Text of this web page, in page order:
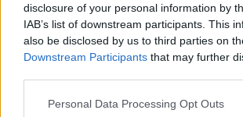
disclosure of your personal information by
IAB’s list of downstream participants. This
also be disclosed by us to third parties on
Downstream Participants that may further
Please note that this website/app uses one
Personal Data Processing Opt Outs
CONSEJOS DE COCINA